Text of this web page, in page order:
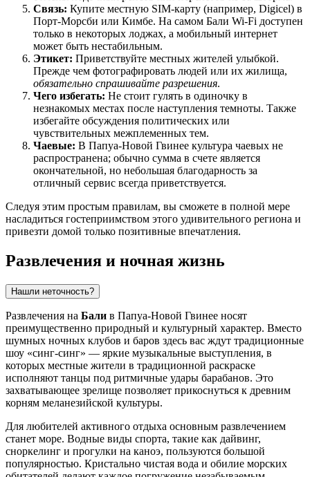
Связь: Купите местную SIM-карту (например, Digicel) в
Порт-Морсби или Кимбе. На самом Бали Wi-Fi доступен
только в некоторых лоджах, а мобильный интернет
может быть нестабильным.
Этикет: Приветствуйте местных жителей улыбкой.
Прежде чем фотографировать людей или их жилища,
обязательно спрашивайте разрешения.
Чего избегать: Не стоит гулять в одиночку в
незнакомых местах после наступления темноты. Также
избегайте обсуждения политических или
чувствительных межплеменных тем.
Чаевые: В Папуа-Новой Гвинее культура чаевых не
распространена; обычно сумма в счете является
окончательной, но небольшая благодарность за
отличный сервис всегда приветствуется.
Следуя этим простым правилам, вы сможете в полной мере
насладиться гостеприимством этого удивительного региона и
привезти домой только позитивные впечатления.
Развлечения и ночная жизнь
Нашли неточность?
Развлечения на Бали в Папуа-Новой Гвинее носят
преимущественно природный и культурный характер. Вместо
шумных ночных клубов и баров здесь вас ждут традиционные
шоу «синг-синг» — яркие музыкальные выступления, в
которых местные жители в традиционной раскраске
исполняют танцы под ритмичные удары барабанов. Это
захватывающее зрелище позволяет прикоснуться к древним
корням меланезийской культуры.
Для любителей активного отдыха основным развлечением
станет море. Водные виды спорта, такие как дайвинг,
сноркелинг и прогулки на каноэ, пользуются большой
популярностью. Кристально чистая вода и обилие морских